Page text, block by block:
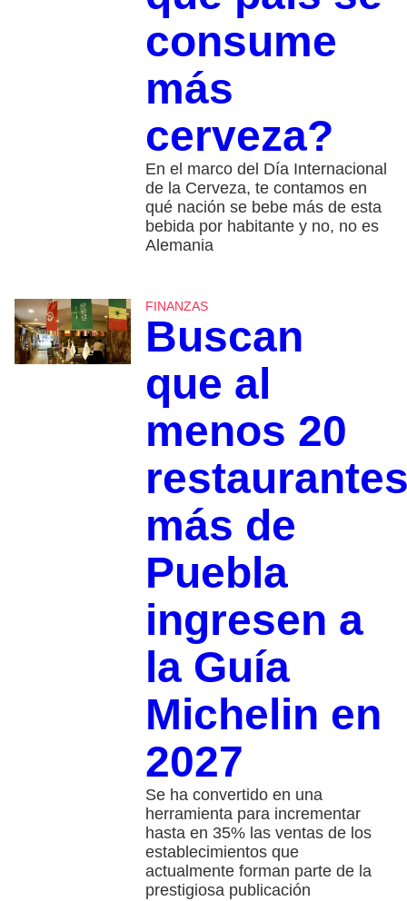
consume
más
cerveza?
En el marco del Día Internacional
de la Cerveza, te contamos en
qué nación se bebe más de esta
bebida por habitante y no, no es
Alemania
FINANZAS
Buscan
que al
menos 20
más de
Puebla
ingresen a
la Guía
Michelin en
2027
Se ha convertido en una
herramienta para incrementar
hasta en 35% las ventas de los
establecimientos que
actualmente forman parte de la
prestigiosa publicación